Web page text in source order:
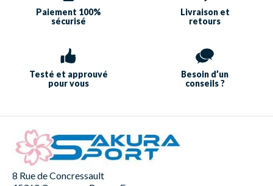
Paiement 100%
sécurisé
Livraison et
retours
Testé et approuvé
pour vous
Besoin d’un
conseils ?
8 Rue de Concressault